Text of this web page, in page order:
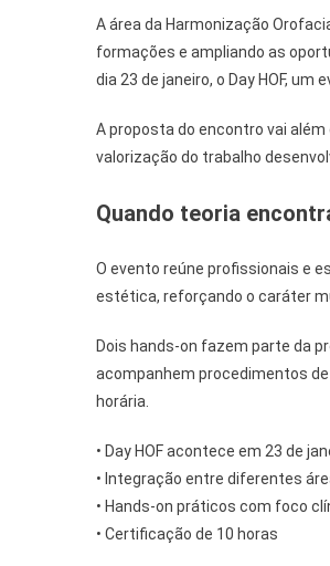
A área da Harmonização
formações e ampliando as
dia 23 de janeiro, o Day HOF,
A proposta do encontro vai além
valorização do trabalho
Quando teoria
O evento reúne profissionais e
estética, reforçando o caráter
Dois hands-on fazem parte da
acompanhem procedimentos
horária.
• Day HOF acontece em 23 de
• Integração entre diferentes
• Hands-on práticos com foco
• Certificação de 10 horas